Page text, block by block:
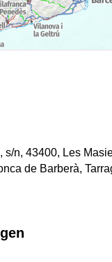
s/n, 43400, Les
de Barberà,